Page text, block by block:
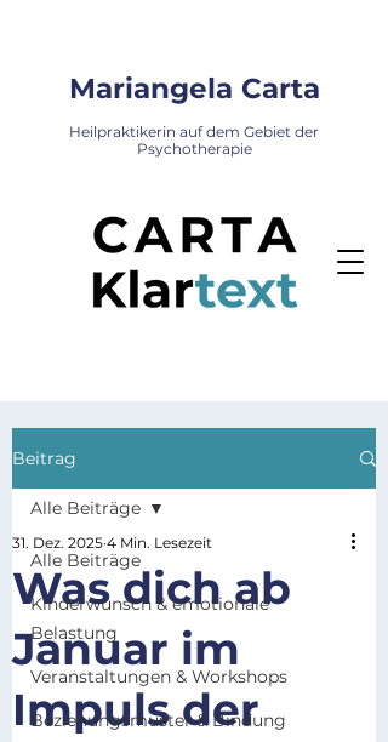
Mariangela Carta
Heilpraktikerin auf dem Gebiet der
Psychotherapie
Beitrag
Alle Beiträge
Kinderwunsch & emotionale
Belastung
Veranstaltungen & Workshops
Beziehungsmuster & Bindung
Alle Beiträge
Was dich ab
Januar im
Impuls der
31. Dez. 2025 4 Min. Lesezeit